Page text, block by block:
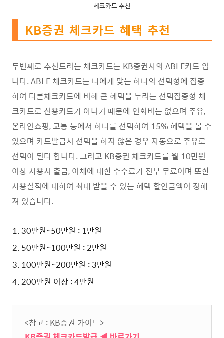
체크카드 추천
KB증권 체크카드 혜택 추천
두번째로 추천드리는 체크카드는 KB증권사의 ABLE카드 입
니다. ABLE 체크카드는 나에게 맞는 하나의 선택형에 집중
하여 다른체크카드에 비해 큰 혜택을 누리는 선택집중형 체
크카드로 신용카드가 아니기 때문에 연회비는 없으며 주유,
온라인쇼핑, 교통 등에서 하나를 선택하여 15% 혜택을 볼 수
있으며 카드발급시 선택을 하지 않은 경우 자동으로 주유로
선택이 된다 합니다. 그리고 KB증권 체크카드를 월 10만원
이상 사용시 출금, 이체에 대한 수수료가 전부 무료이며 또한
사용실적에 대하여 최대 받을 수 있는 혜택 할인금액이 정해
져 있습니다.
30만원~50만원 : 1만원
50만원~100만원 : 2만원
100만원~200만원 : 3만원
200만원 이상 : 4만원
<참고 : KB증권 가이드>